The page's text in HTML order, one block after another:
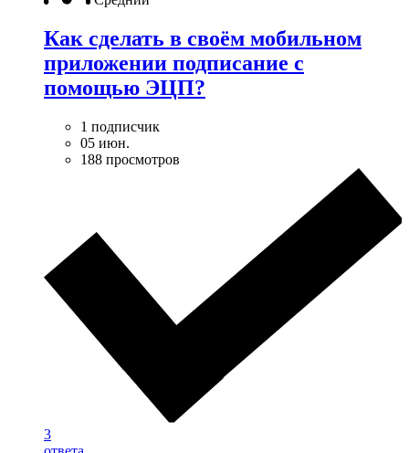
Как сделать в своём мобильном
приложении подписание с
помощью ЭЦП?
1 подписчик
05 июн.
188 просмотров
3